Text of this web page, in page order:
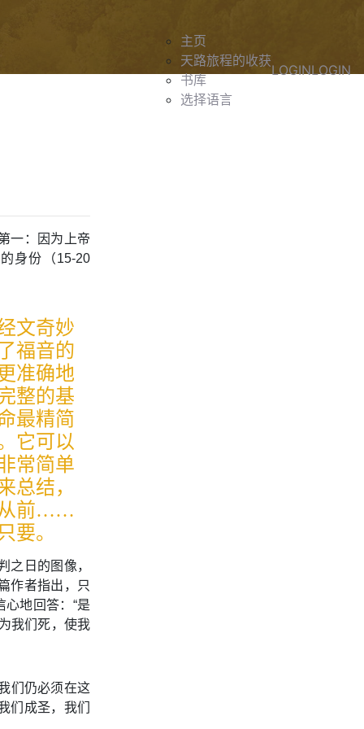
主页
天路旅程的收获
书库
选择语言
LOGINLOGIN
一：因为上帝
身份（15-20
文奇妙
福音的
准确地
整的基
最精简
它可以
常简单
总结，
前……
。
之日的图像，
作者指出，只
地回答：“是
我们死，使我
们仍必须在这
们成圣，我们